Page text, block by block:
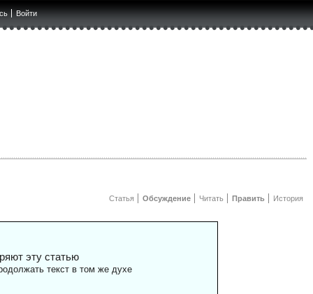
Войти
Статья Обсуждение Читать Править История
эту статью
текст в том же духе